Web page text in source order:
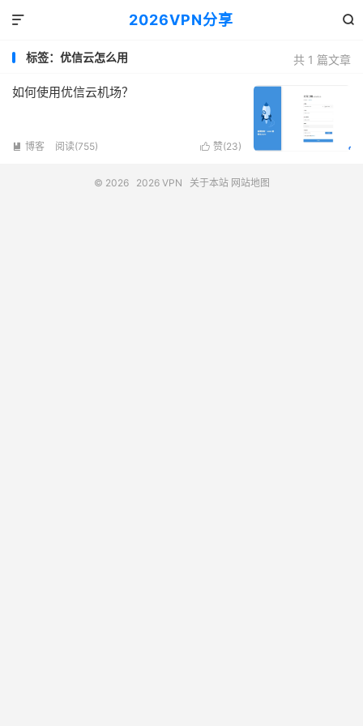
2026VPN分享 

共 1 篇文章
标签：优信云怎么用
如何使用优信云机场？
 赞(23)
 博客 阅读(755)
© 2026 2026 VPN 关于本站 网站地图